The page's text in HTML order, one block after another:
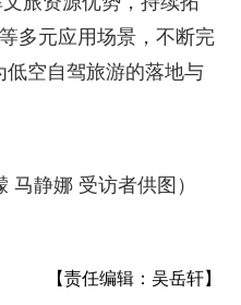
多元应用场景，不断完
空自驾旅游的落地与
马静娜 受访者供图）
【责任编辑：吴岳轩】